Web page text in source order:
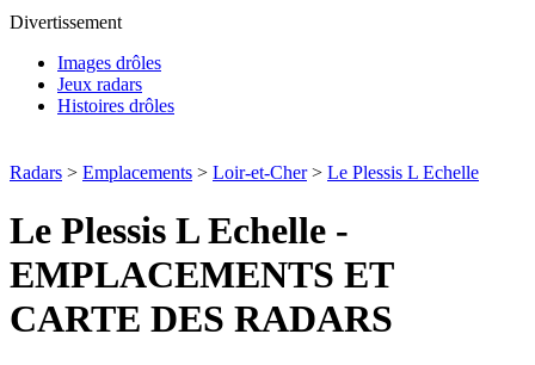
Divertissement
Images drôles
Jeux radars
Histoires drôles
Radars > Emplacements > Loir-et-Cher> Le Plessis L Echelle
Le Plessis L Echelle -
EMPLACEMENTS ET
CARTE DES RADARS